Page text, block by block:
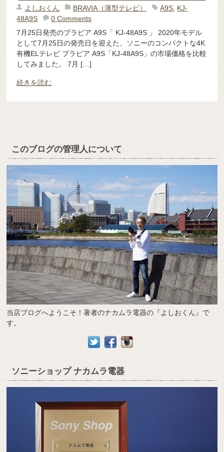
よしおくん BRAVIA（薄型テレビ） A9S KJ-
48A9S
0 Comments
7月25日発売のブラビア A9S「 KJ-48A9S 」 2020年モデル
として7月25日の発売日を迎えた、ソニーのコンパクトな4K
有機ELテレビ ブラビア A9S「KJ-48A9S」の市場価格を比較
してみました。 7月 […]
続きを読む
このブログの管理人について
当店ブログへようこそ！著者のナカムラ電器の『よしおくん』で
す。
ソニーショップ ナカムラ電器